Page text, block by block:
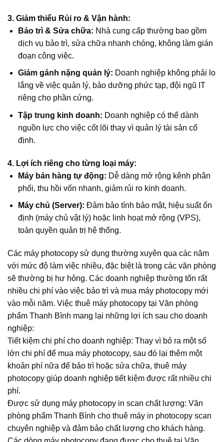
3. Giảm thiểu Rủi ro & Vận hành:
Bảo trì & Sửa chữa: Nhà cung cấp thường bao gồm
dịch vụ bảo trì, sửa chữa nhanh chóng, không làm gián
đoạn công việc.
Giảm gánh nặng quản lý: Doanh nghiệp không phải lo
lắng về việc quản lý, bảo dưỡng phức tạp, đội ngũ IT
riêng cho phần cứng.
Tập trung kinh doanh: Doanh nghiệp có thể dành
nguồn lực cho việc cốt lõi thay vì quản lý tài sản cố
định.
4. Lợi ích riêng cho từng loại máy:
Máy bán hàng tự động: Dễ dàng mở rộng kênh phân
phối, thu hồi vốn nhanh, giảm rủi ro kinh doanh.
Máy chủ (Server): Đảm bảo tính bảo mật, hiệu suất ổn
định (máy chủ vật lý) hoặc linh hoạt mở rộng (VPS),
toàn quyền quản trị hệ thống.
Các máy photocopy sử dụng thường xuyên qua các năm
với mức độ làm việc nhiều, đặc biệt là trong các văn phòng
sẽ thường bị hư hỏng. Các doanh nghiệp thường tốn rất
nhiều chi phí vào việc bảo trì và mua máy photocopy mới
vào mỗi năm. Việc thuê máy photocopy tại Văn phòng
phẩm Thanh Bình mang lại những lợi ích sau cho doanh
nghiệp:
Tiết kiệm chi phí cho doanh nghiệp: Thay vì bỏ ra một số
lớn chi phí để mua máy photocopy, sau đó lại thêm một
khoản phí nữa để bảo trì hoặc sửa chữa, thuê máy
photocopy giúp doanh nghiệp tiết kiệm được rất nhiều chi
phí.
Được sử dụng máy photocopy in scan chất lượng: Văn
phòng phẩm Thanh Bình cho thuê máy in photocopy scan
chuyên nghiệp và đảm bảo chất lượng cho khách hàng.